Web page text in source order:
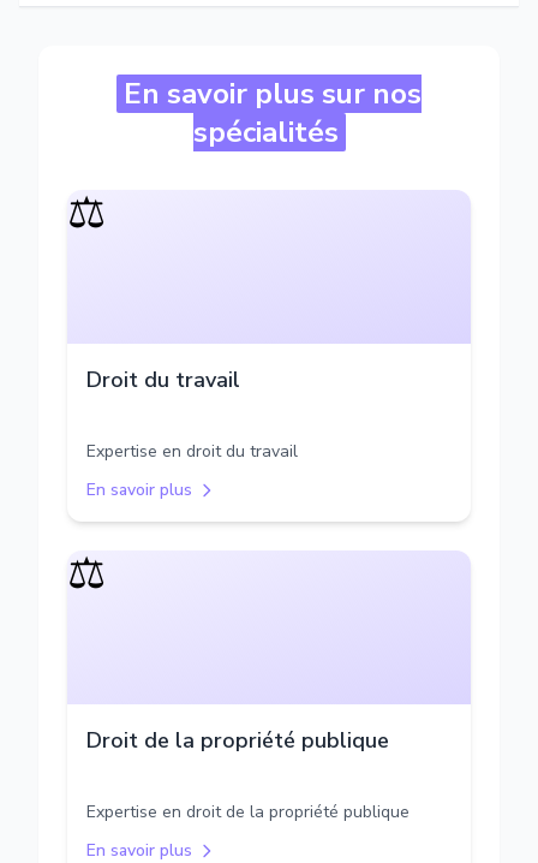
En savoir plus sur nos
spécialités
⚖️
Droit du travail
Expertise en droit du travail
En savoir plus
⚖️
Droit de la propriété publique
Expertise en droit de la propriété publique
En savoir plus